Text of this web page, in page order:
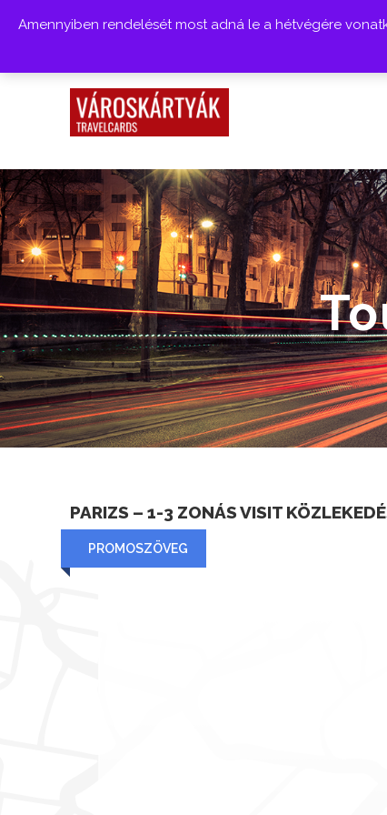
PROMOSZÖVEG
PARIZS – 1-3 ZONÁS VISIT
Amennyiben rendelését most adná le a hétvégére